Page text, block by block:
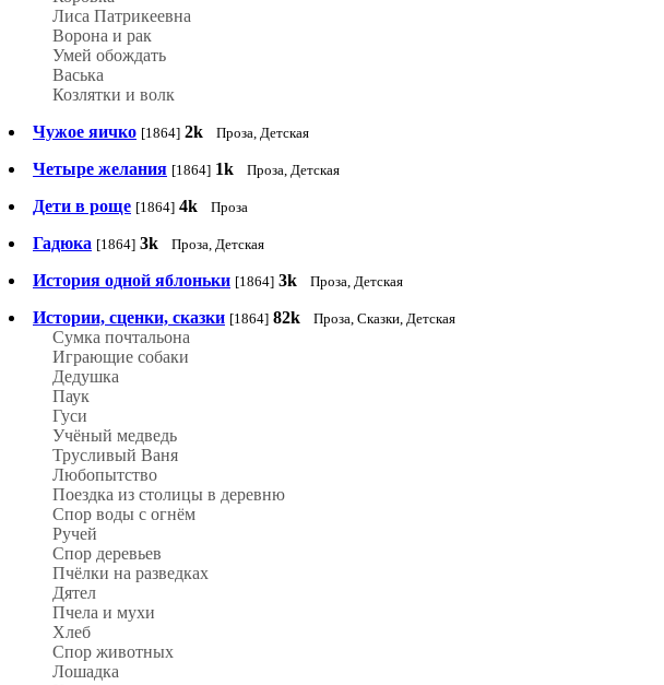
Лиса Патрикеевна
Ворона и рак
Умей обождать
Васька
Козлятки и волк
Чужое яичко [1864] 2k Проза, Детская
Четыре желания [1864] 1k Проза, Детская
Дети в роще [1864] 4k Проза
Гадюка [1864] 3k Проза, Детская
История одной яблоньки [1864] 3k Проза, Детская
Истории, сценки, сказки [1864] 82k Проза, Сказки, Детская
Сумка почтальона
Играющие собаки
Дедушка
Паук
Гуси
Учёный медведь
Трусливый Ваня
Любопытство
Поездка из столицы в деревню
Спор воды с огнём
Ручей
Спор деревьев
Пчёлки на разведках
Дятел
Пчела и мухи
Хлеб
Спор животных
Лошадка